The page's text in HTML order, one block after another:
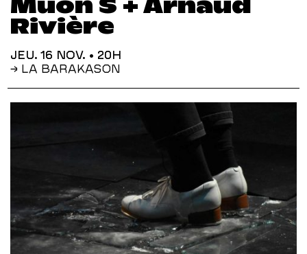
Muon S + Arnaud
Rivière
JEU. 16 NOV. • 20H
→ LA BARAKASON